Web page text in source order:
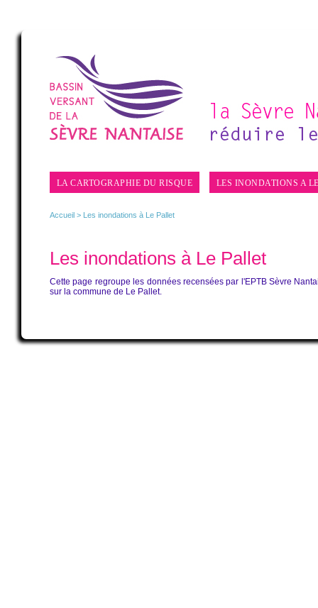
LA CARTOGRAPHIE DU RISQUE LES INONDATIONS A
Accueil > Les inondations à Le Pallet
Les inondations à Le Pallet
Cette page regroupe les données recensées par l'EPTB Sèvre
sur la commune de Le Pallet.